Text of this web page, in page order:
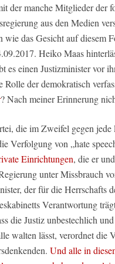
der manche Mitglieder der
aus den Medien
wie das Gesicht auf diesem
Heiko Maas
es einen Justizminister vor
Rolle der demokratisch
? Nach meiner Erinnerung
die im Zweifel gegen jede
Verfolgung von „hate
Einrichtungen, die er
unter Missbrauch
der für die Herrschafts
Verantwortung
die Justiz unbestechlich
walten lässt, verordnet die
Und alle in